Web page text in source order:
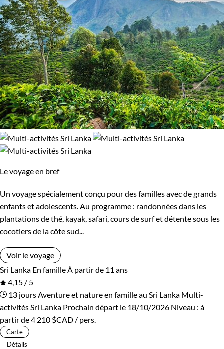
Le voyage en bref
Un voyage spécialement conçu pour des familles avec de grands
enfants et adolescents. Au programme : randonnées dans les
plantations de thé, kayak, safari, cours de surf et détente sous les
cocotiers de la côte sud...
Voir le voyage
Sri Lanka En famille À partir de 11 ans
4,15 / 5
13 jours Aventure et nature en famille au Sri Lanka Multi-
activités Sri Lanka Prochain départ le 18/10/2026 Niveau : à
partir de4 210 $CAD / pers.
Carte
Détails